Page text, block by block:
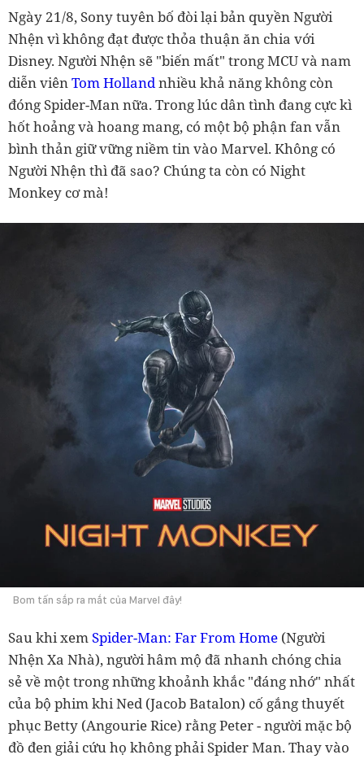
Ngày 21/8, Sony tuyên bố đòi lại bản quyền Người
Nhện vì không đạt được thỏa thuận ăn chia với
Disney. Người Nhện sẽ "biến mất" trong MCU và nam
diễn viênTom Hollandnhiều khả năng không còn
đóng Spider-Man nữa. Trong lúc dân tình đang cực kì
hốt hoảng và hoang mang, có một bộ phận fan vẫn
bình thản giữ vững niềm tin vào Marvel. Không có
Người Nhện thì đã sao? Chúng ta còn có Night
Monkey cơ mà!
Bom tấn sắp ra mắt của Marvel đây!
Sau khi xemSpider-Man: Far From Home (Người
Nhện Xa Nhà), người hâm mộ đã nhanh chóng chia
sẻ về một trong những khoảnh khắc "đáng nhớ" nhất
của bộ phim khi Ned (Jacob Batalon) cố gắng thuyết
phục Betty (Angourie Rice) rằng Peter - người mặc bộ
đồ đen giải cứu họ không phải Spider Man. Thay vào